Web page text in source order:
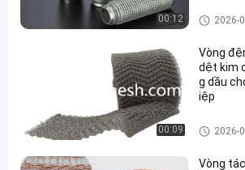
00:12 Vòng2026-
00:09
Vòng
dệt kim
g dầu
iệp
Vòng2026-
Vòng